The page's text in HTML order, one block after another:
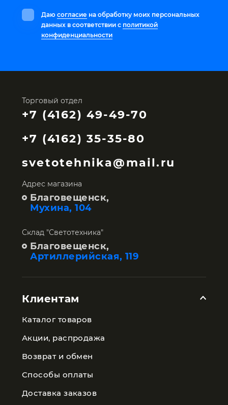
Даю согласие на обработку моих персональных
данных в соответствии с политикой
конфиденциальности
Торговый отдел
+7 (4162) 49-49-70
+7 (4162) 35-35-80
svetotehnika@mail.ru
Адрес магазина
Благовещенск,
Мухина, 104
Склад "Светотехника"
Благовещенск,
Артиллерийская, 119
Клиентам
Каталог товаров
Акции, распродажа
Возврат и обмен
Способы оплаты
Доставка заказов